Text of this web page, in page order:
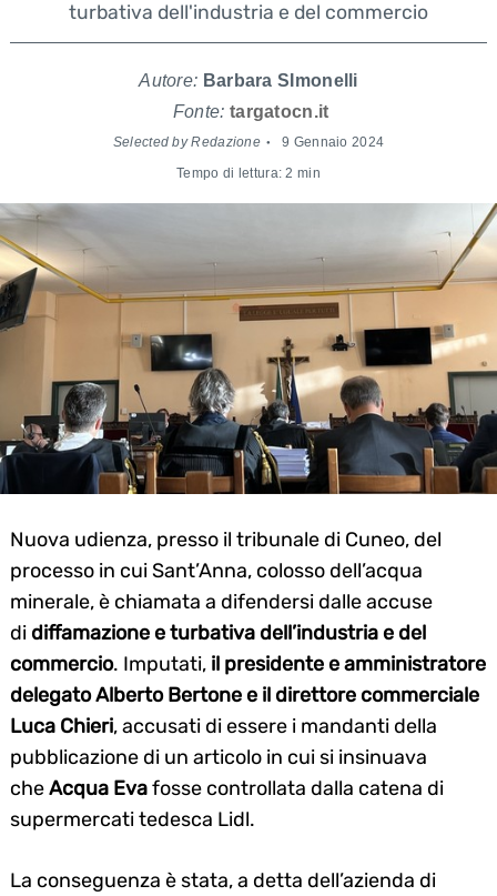
turbativa dell'industria e del commercio
Autore: Barbara SImonelli
Fonte: targatocn.it
Selected by Redazione 9 Gennaio 2024
Tempo di lettura: 2 min
Nuova udienza, presso il tribunale di Cuneo, del
processo in cui Sant’Anna, colosso dell’acqua
minerale, è chiamata a difendersi dalle accuse
di diffamazione e turbativa dell’industria e del
commercio. Imputati, il presidente e amministratore
delegato Alberto Bertone e il direttore commerciale
Luca Chieri, accusati di essere i mandanti della
pubblicazione di un articolo in cui si insinuava
cheAcqua Evafosse controllata dalla catena di
supermercati tedesca Lidl.
La conseguenza è stata, a detta dell’azienda di